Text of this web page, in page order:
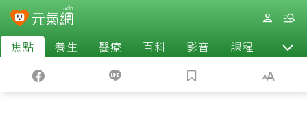
焦點 養生 醫療 百科 影音 課程 退休